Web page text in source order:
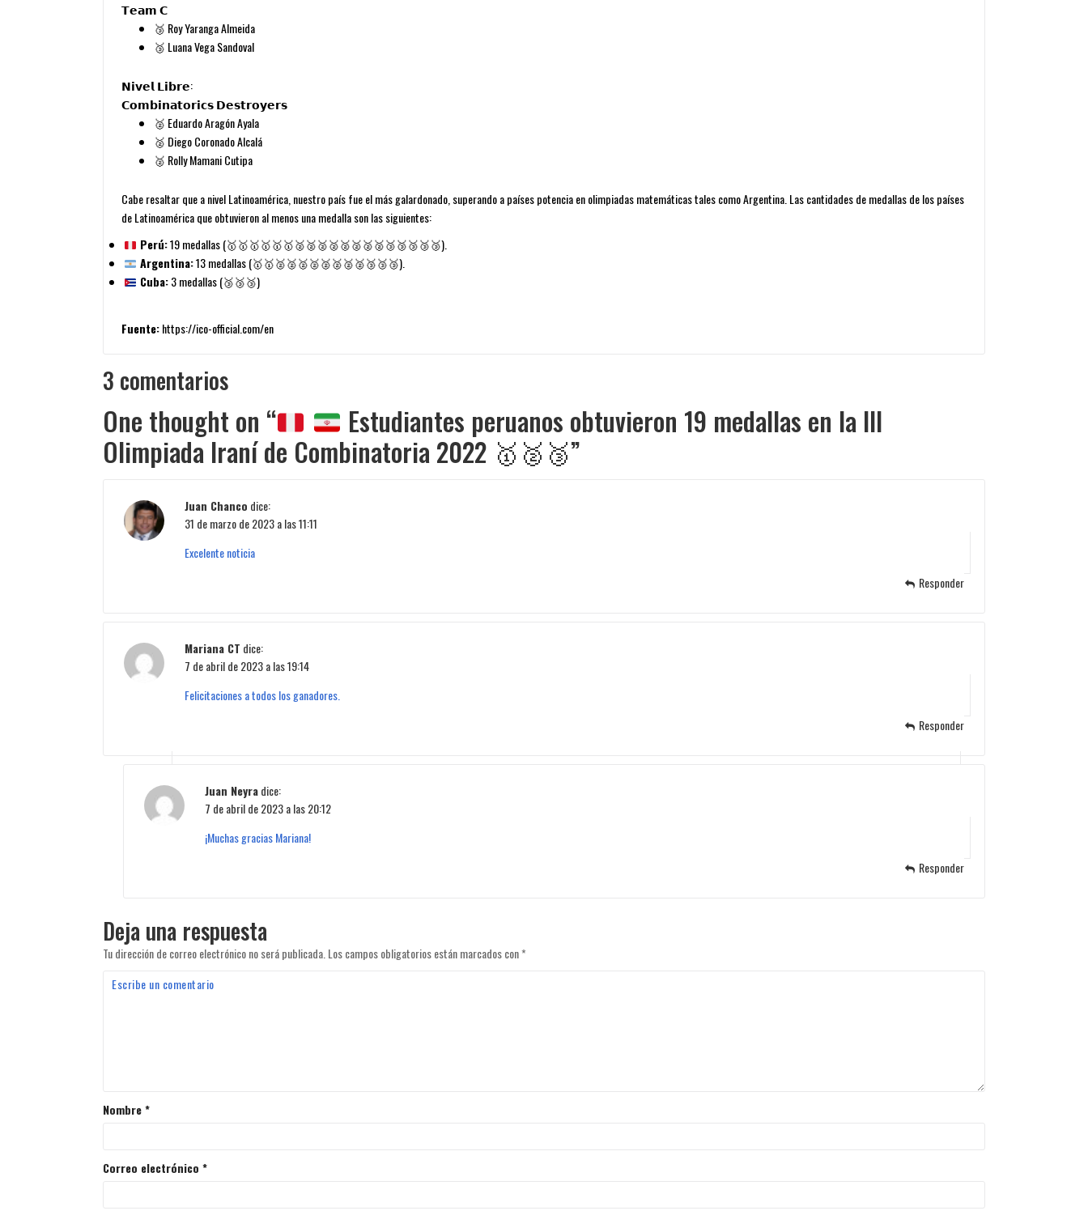
𝗧𝗲𝗮𝗺 𝗖
🥉 Roy Yaranga Almeida
🥉 Luana Vega Sandoval
𝗡𝗶𝘃𝗲𝗹 𝗟𝗶𝗯𝗿𝗲:
𝗖𝗼𝗺𝗯𝗶𝗻𝗮𝘁𝗼𝗿𝗶𝗰𝘀 𝗗𝗲𝘀𝘁𝗿𝗼𝘆𝗲𝗿𝘀
🥈 Eduardo Aragón Ayala
🥈 Diego Coronado Alcalá
🥈 Rolly Mamani Cutipa
Cabe resaltar que a nivel Latinoamérica, nuestro país fue el más galardonado, superando a países potencia en olimpiadas matemáticas tales como Argentina. Las cantidades de medallas de los países
de Latinoamérica que obtuvieron al menos una medalla son las siguientes:
Perú:19 medallas (🥇🥇🥇🥇🥇🥇🥈🥈🥈🥈🥈🥈🥈🥈🥉🥉🥉🥉🥉).
Argentina:13 medallas (🥇🥇🥈🥈🥈🥈🥈🥈🥈🥈🥉🥉🥉).
Cuba:3 medallas (🥉🥉🥉)
Fuente:https://ico-official.com/en
3 comentarios
One thought on “
Estudiantes peruanos obtuvieron 19 medallas en la III
Olimpiada Iraní de Combinatoria 2022 🥇 🥈 🥉”
Juan Chanco dice:
31 de marzo de 2023 a las 11:11
Excelente noticia
Responder
Mariana CT dice:
7 de abril de 2023 a las 19:14
Felicitaciones a todos los ganadores.
Responder
Juan Neyradice:
7 de abril de 2023 a las 20:12
¡Muchas gracias Mariana!
Responder
Deja una respuesta
Tu dirección de correo electrónico no será publicada. Los campos obligatorios están marcados con*
Nombre*
Correo electrónico *